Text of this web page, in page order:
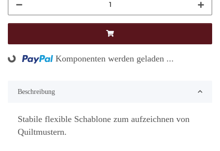
Loading... Komponenten werden geladen ...
Beschreibung
Stabile flexible Schablone zum aufzeichnen von
Quiltmustern.